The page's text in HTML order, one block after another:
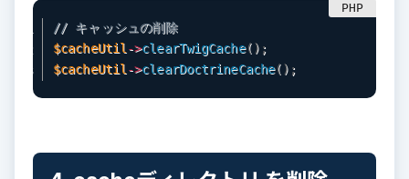
// キャッシュの削除
$cacheUtil ->clearTwigCache() ;
$cacheUtil ->clearDoctrineCache() ;